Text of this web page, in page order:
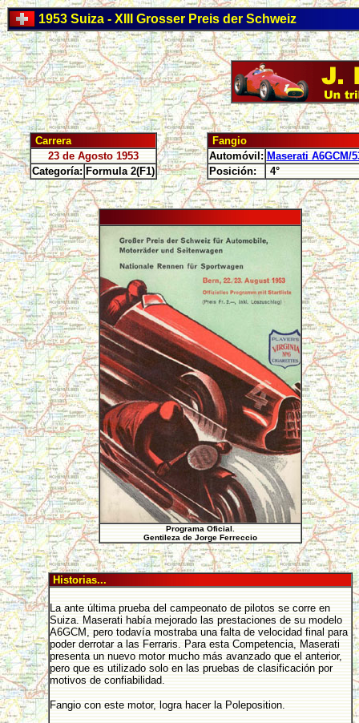
1953 Suiza - XIII Grosser Preis der Schweiz
Carrera
23 de Agosto 1953
Categoría: Formula 2(F1)
Fangio
Automóvil: Maserati A6GCM/
Posición:
4°
Programa Oficial.
Gentileza de Jorge Ferreccio
Historias...
La ante última prueba del campeonato de pilotos se corre en
Suiza. Maserati había mejorado las prestaciones de su modelo
A6GCM, pero todavía mostraba una falta de velocidad final para
poder derrotar a las Ferraris. Para esta Competencia, Maserati
presenta un nuevo motor mucho más avanzado que el anterior,
pero que es utilizado solo en las pruebas de clasificación por
motivos de confiabilidad.
Fangio con este motor, logra hacer la Poleposition.